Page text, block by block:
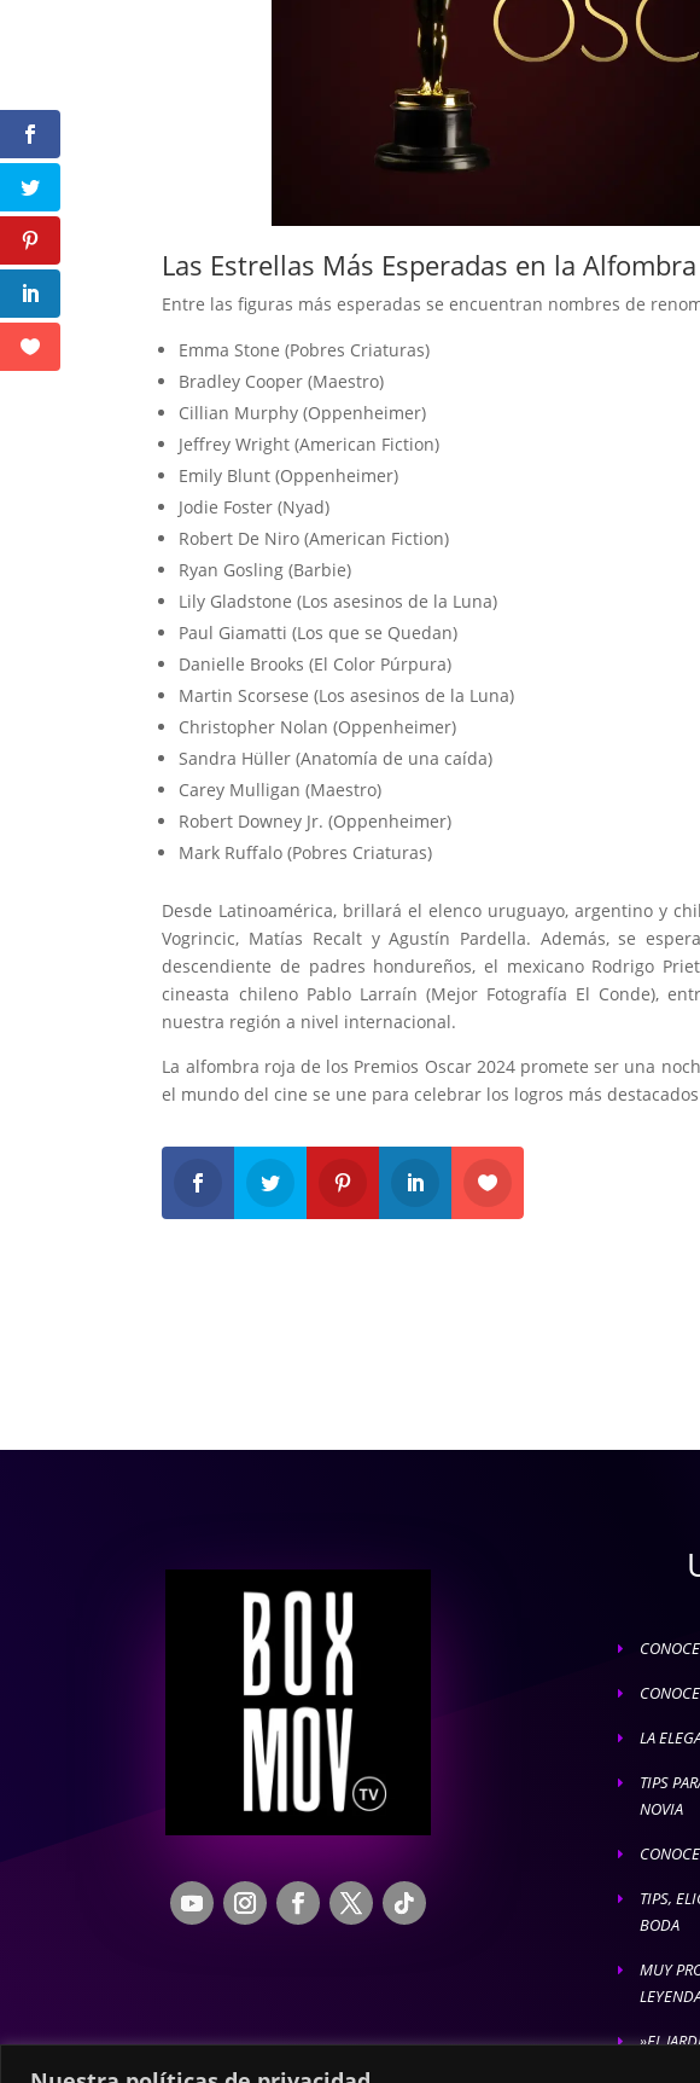
Las Estrellas Más Esperadas en la
Entre las figuras más esperadas se encuentran nombres de
Emma Stone (Pobres Criaturas)
Bradley Cooper (Maestro)
Cillian Murphy (Oppenheimer)
Jeffrey Wright (American Fiction)
Emily Blunt (Oppenheimer)
Jodie Foster (Nyad)
Robert De Niro (American Fiction)
Ryan Gosling (Barbie)
Lily Gladstone (Los asesinos de la Luna)
Paul Giamatti (Los que se Quedan)
Danielle Brooks (El Color Púrpura)
Martin Scorsese (Los asesinos de la Luna)
Christopher Nolan (Oppenheimer)
Sandra Hüller (Anatomía de una caída)
Carey Mulligan (Maestro)
Robert Downey Jr. (Oppenheimer)
Mark Ruffalo (Pobres Criaturas)
Desde Latinoamérica, brillará el elenco uruguayo, argentino y
Vogrincic, Matías Recalt y Agustín Pardella. Además, se
descendiente de padres hondureños, el mexicano Rodrigo
cineasta chileno Pablo Larraín (Mejor Fotografía El Conde),
nuestra región a nivel internacional.
La alfombra roja de los Premios Oscar 2024 promete ser una
el mundo del cine se une para celebrar los logros más
E
E
E LA
E
TIPS
NOVIA
E
E
TIPS,
BODA
E
MUY
E
»EL